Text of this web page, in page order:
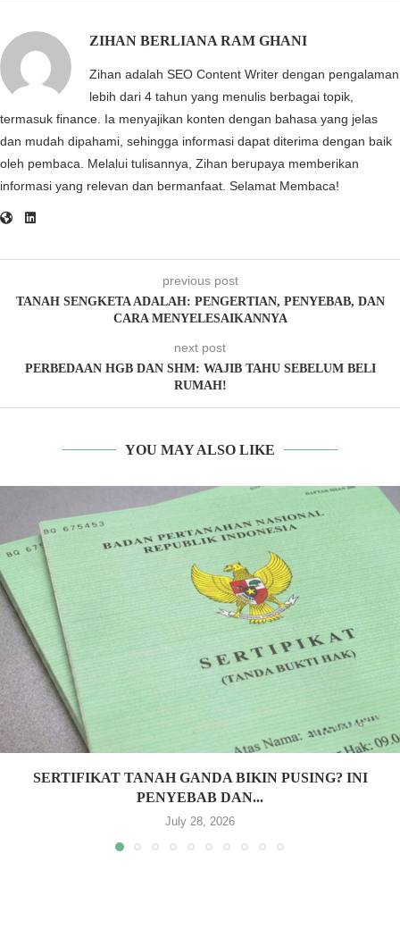
ZIHAN BERLIANA RAM GHANI
Zihan adalah SEO Content Writer dengan pengalaman
lebih dari 4 tahun yang menulis berbagai topik,
termasuk finance. Ia menyajikan konten dengan bahasa yang jelas
dan mudah dipahami, sehingga informasi dapat diterima dengan baik
oleh pembaca. Melalui tulisannya, Zihan berupaya memberikan
informasi yang relevan dan bermanfaat. Selamat Membaca!
previous post
TANAH SENGKETA ADALAH: PENGERTIAN, PENYEBAB, DAN
CARA MENYELESAIKANNYA
next post
PERBEDAAN HGB DAN SHM: WAJIB TAHU SEBELUM BELI
RUMAH!
YOU MAY ALSO LIKE
SERTIFIKAT TANAH GANDA BIKIN PUSING? INI
PENYEBAB DAN...
July 28, 2026